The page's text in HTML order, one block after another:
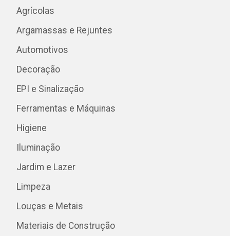
Agrícolas
Argamassas e Rejuntes
Automotivos
Decoração
EPI e Sinalização
Ferramentas e Máquinas
Higiene
Iluminação
Jardim e Lazer
Limpeza
Louças e Metais
Materiais de Construção